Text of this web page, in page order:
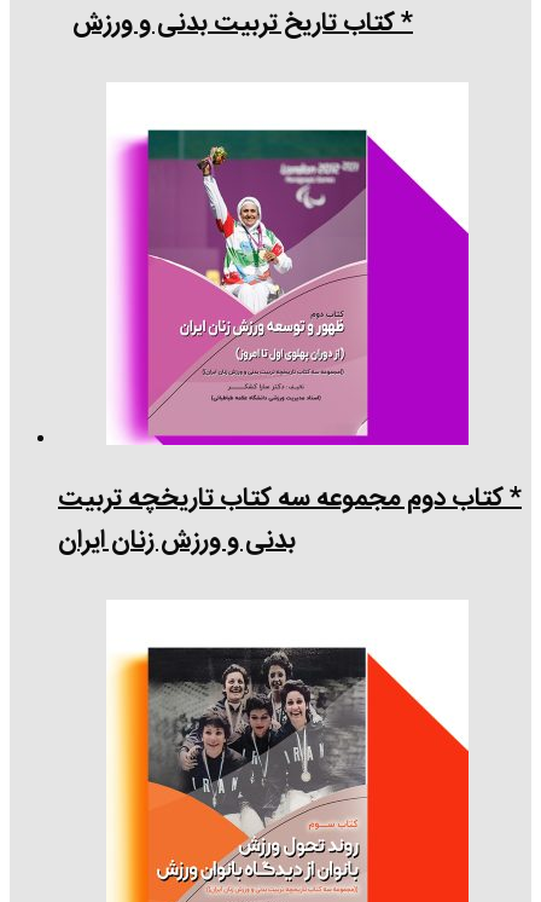
* کتاب تاریخ تربیت بدنی و ورزش
* کتاب دوم مجموعه سه کتاب تاریخچه تربیت
بدنی و ورزش زنان ایران